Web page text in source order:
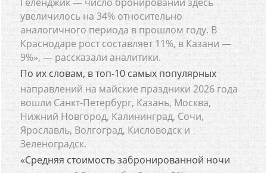
увеличилось на 34% относительно
аналогичного периода в прошлом году. В
Краснодаре рост составляет 11%, в Казани —
9%», — рассказали аналитики.
По их словам, в топ-10 самых популярных
направлений на майские праздники 2026 года
вошли Санкт-Петербург, Казань, Москва,
Нижний Новгород, Калининград, Сочи,
Ярославль, Волгоград, Кисловодск и
Зеленоградск.
«Средняя стоимость забронированной ночи